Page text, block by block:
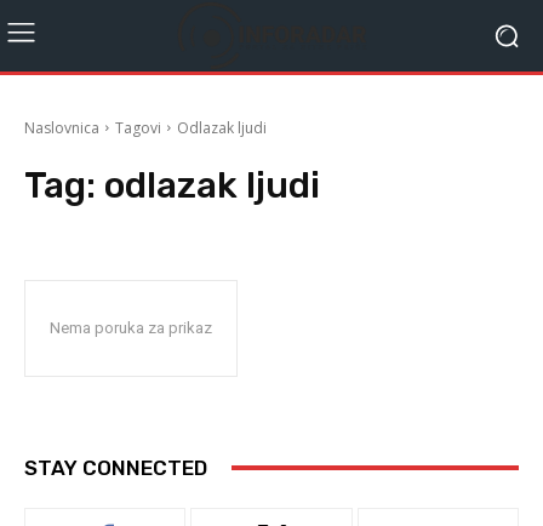
Naslovnica Tagovi Odlazak ljudi
Tag: odlazak ljudi
Nema poruka za prikaz
STAY CONNECTED